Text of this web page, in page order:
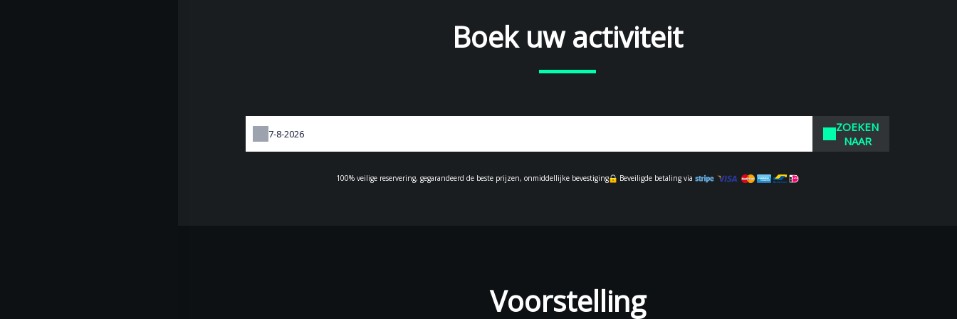
Boek uw activiteit
ZOEKEN
NAAR
100% veilige reservering, gegarandeerd de beste prijzen, onmiddellijke bevestiging Beveiligde betaling via
Voorstelling